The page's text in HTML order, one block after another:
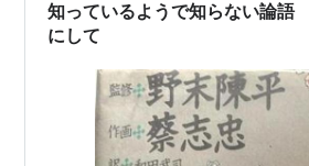
知っているようで知らない論
にして